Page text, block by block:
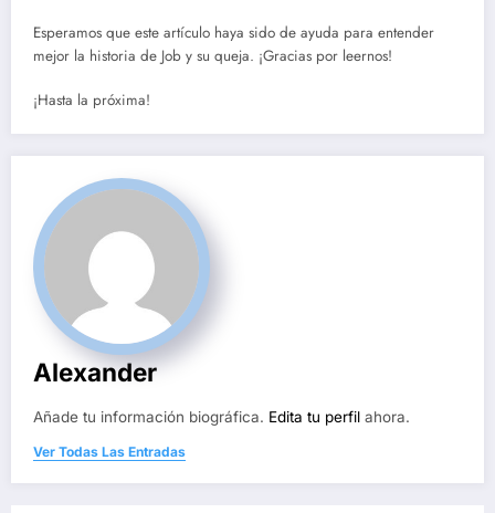
Esperamos que este artículo haya sido de ayuda para entender
mejor la historia de Job y su queja. ¡Gracias por leernos!
¡Hasta la próxima!
Alexander
Añade tu información biográfica. Edita tu perfil ahora.
Ver Todas Las Entradas